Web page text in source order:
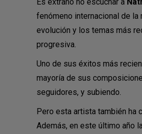
fenómeno internacional de
evolución y los temas más
progresiva.
Uno de sus éxitos más
mayoría de sus
seguidores, y subiendo.
Pero esta artista también ha
Además, en este último año